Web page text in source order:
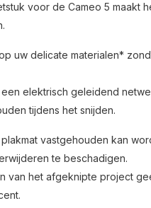
voor de Cameo 5 maakt
uw delicate materialen*
elektrisch geleidend
tijdens het snijden.
vastgehouden kan
te beschadigen.
van het afgeknipte project